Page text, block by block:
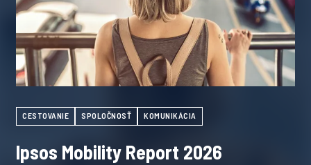
CESTOVANIE SPOLOČNOSŤ KOMUNIKÁCIA
Ipsos Mobility Report 2026